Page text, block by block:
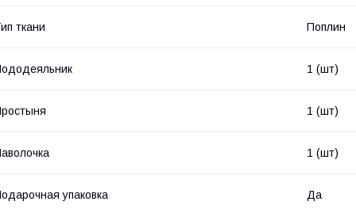
ткани Поплин
1 (шт)
1 (шт)
1 (шт)
упаковка Да